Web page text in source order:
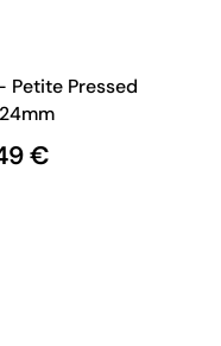
Petite Pressed
€